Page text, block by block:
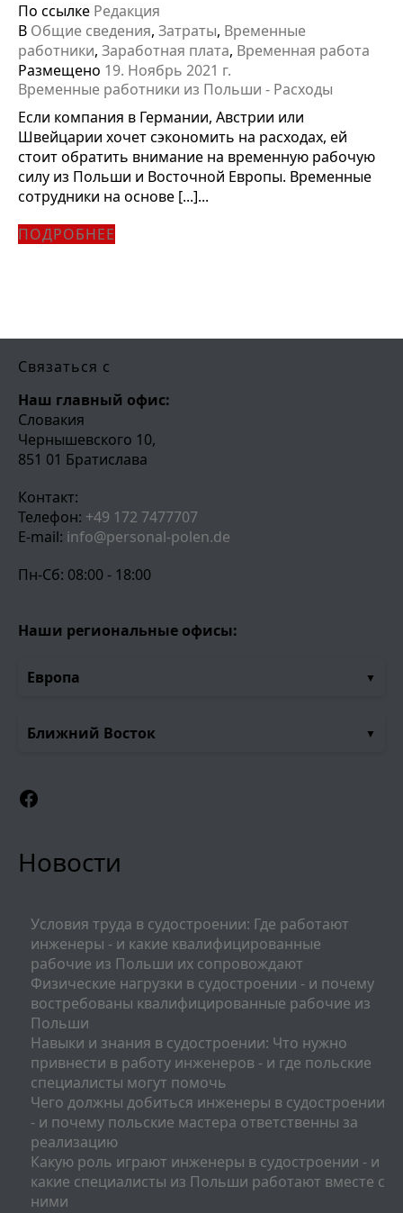
По ссылке Редакция
В Общие сведения, Затраты, Временные
работники, Заработная плата, Временная работа
Размещено 19. Ноябрь 2021 г.
Временные работники из Польши - Расходы
Если компания в Германии, Австрии или
Швейцарии хочет сэкономить на расходах, ей
стоит обратить внимание на временную рабочую
силу из Польши и Восточной Европы. Временные
сотрудники на основе [...]...
ПОДРОБНЕЕ
Связаться с
Наш главный офис:
Словакия
Чернышевского 10,
851 01 Братислава
Контакт:
Телефон: +49 172 7477707
E-mail: info@personal-polen.de
Пн-Сб: 08:00 - 18:00
Наши региональные офисы:
Европа
Ближний Восток
Facebook
Новости
Условия труда в судостроении: Где работают
инженеры - и какие квалифицированные
рабочие из Польши их сопровождают
Физические нагрузки в судостроении - и почему
востребованы квалифицированные рабочие из
Польши
Навыки и знания в судостроении: Что нужно
привнести в работу инженеров - и где польские
специалисты могут помочь
Чего должны добиться инженеры в судостроении
- и почему польские мастера ответственны за
реализацию
Какую роль играют инженеры в судостроении - и
какие специалисты из Польши работают вместе с
ними